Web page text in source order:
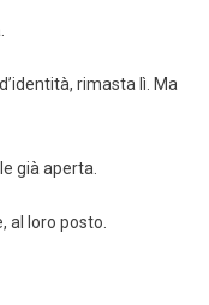
rimasta lì. Ma
già aperta.
al loro posto.